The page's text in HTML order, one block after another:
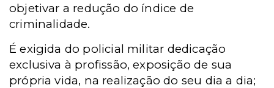
objetivar a redução do índice de
criminalidade.
É exigida do policial militar dedicação
exclusiva à profissão, exposição de sua
própria vida, na realização do seu dia a dia;